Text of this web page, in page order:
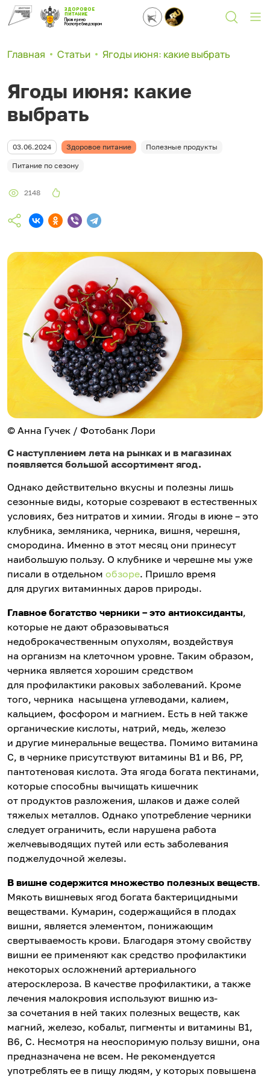
ЗДОРОВОЕ
ПИТАНИЕ
Проверено
Роспотребнадзором
Главная Статьи Ягоды июня: какие выбрать
Ягоды июня: какие
выбрать
03.06.2024 Здоровое питание Полезные продукты
Питание по сезону
2148
© Анна Гучек / Фотобанк Лори
С наступлением лета на рынках и в магазинах
появляется большой ассортимент ягод.
Однако действительно вкусны и полезны лишь
сезонные виды, которые созревают в естественных
условиях, без нитратов и химии. Ягоды в июне – это
клубника, земляника, черника, вишня, черешня,
смородина. Именно в этот месяц они принесут
наибольшую пользу. О клубнике и черешне мы уже
писали в отдельном обзоре. Пришло время
для других витаминных даров природы.
Главное богатство черники – это антиоксиданты,
которые не дают образовываться
недоброкачественным опухолям, воздействуя
на организм на клеточном уровне. Таким образом,
черника является хорошим средством
для профилактики раковых заболеваний. Кроме
того, черника насыщена углеводами, калием,
кальцием, фосфором и магнием. Есть в ней также
органические кислоты, натрий, медь, железо
и другие минеральные вещества. Помимо витамина
С, в чернике присутствуют витамины B1 и В6, РР,
пантотеновая кислота. Эта ягода богата пектинами,
которые способны вычищать кишечник
от продуктов разложения, шлаков и даже солей
тяжелых металлов. Однако употребление черники
следует ограничить, если нарушена работа
желчевыводящих путей или есть заболевания
поджелудочной железы.
В вишне содержится множество полезных веществ.
Мякоть вишневых ягод богата бактерицидными
веществами. Кумарин, содержащийся в плодах
вишни, является элементом, понижающим
свертываемость крови. Благодаря этому свойству
вишни ее применяют как средство профилактики
некоторых осложнений артериального
атеросклероза. В качестве профилактики, а также
лечения малокровия используют вишню из-
за сочетания в ней таких полезных веществ, как
магний, железо, кобальт, пигменты и витамины В1,
В6, С. Несмотря на неоспоримую пользу вишни, она
предназначена не всем. Не рекомендуется
употреблять ее в пищу людям, у которых повышена